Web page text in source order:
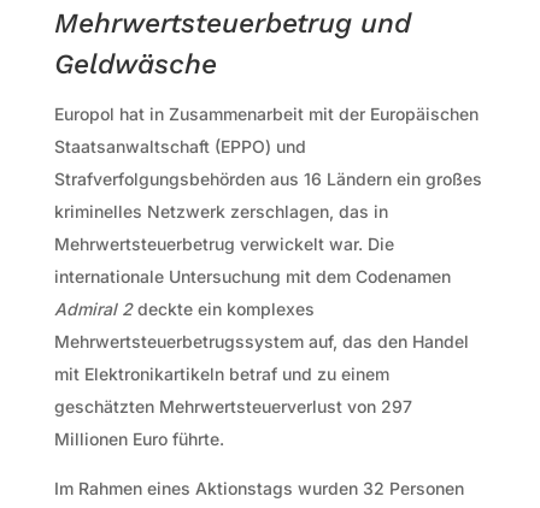
Mehrwertsteuerbetrug und
Geldwäsche
Europol hat in Zusammenarbeit mit der Europäischen
Staatsanwaltschaft (EPPO) und
Strafverfolgungsbehörden aus 16 Ländern ein großes
kriminelles Netzwerk zerschlagen, das in
Mehrwertsteuerbetrug verwickelt war. Die
internationale Untersuchung mit dem Codenamen
Admiral 2deckte ein komplexes
Mehrwertsteuerbetrugssystem auf, das den Handel
mit Elektronikartikeln betraf und zu einem
geschätzten Mehrwertsteuerverlust von 297
Millionen Euro führte.
Im Rahmen eines Aktionstags wurden 32 Personen